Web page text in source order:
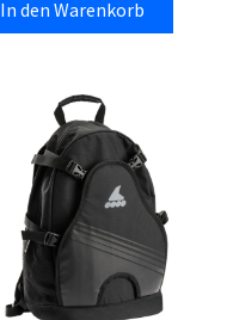
In den Warenkorb